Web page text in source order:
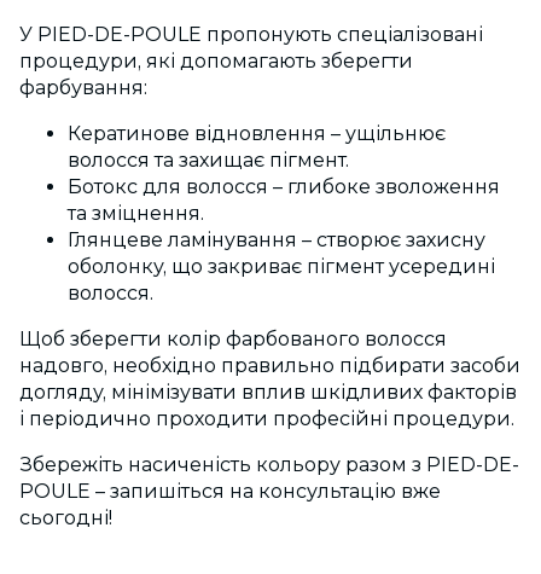
У PIED-DE-POULE пропонують спеціалізовані
процедури, які допомагають зберегти
фарбування:
Кератинове відновлення – ущільнює
волосся та захищає пігмент.
Ботокс для волосся – глибоке зволоження
та зміцнення.
Глянцеве ламінування – створює захисну
оболонку, що закриває пігмент усередині
волосся.
Щоб зберегти колір фарбованого волосся
надовго, необхідно правильно підбирати засоби
догляду, мінімізувати вплив шкідливих факторів
і періодично проходити професійні процедури.
Збережіть насиченість кольору разом з PIED-DE-
POULE – запишіться на консультацію вже
сьогодні!